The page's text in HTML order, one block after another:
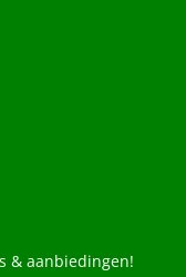
& aanbiedingen!